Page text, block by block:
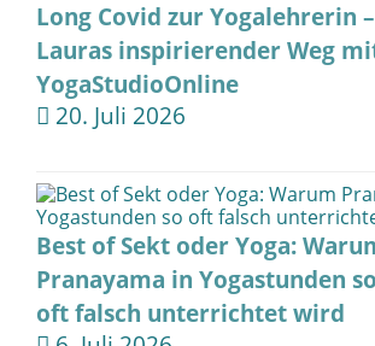
Long Covid zur Yogalehrerin –
Lauras inspirierender Weg
YogaStudioOnline
20. Juli 2026
Best of Sekt oder Yoga:
Pranayama in Yogastunden so
oft falsch unterrichtet wird